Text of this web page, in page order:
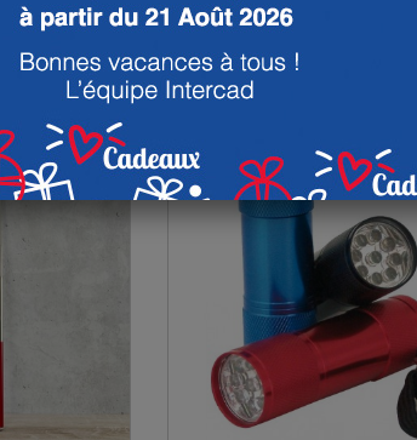
ASSOCIÉS